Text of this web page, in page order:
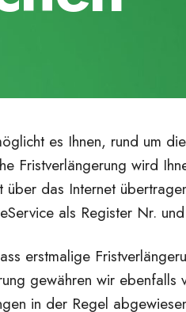
es Ihnen, rund um
Fristverlängerung wird
über das Internet
als Register Nr.
erstmalige
gewähren wir
in der Regel